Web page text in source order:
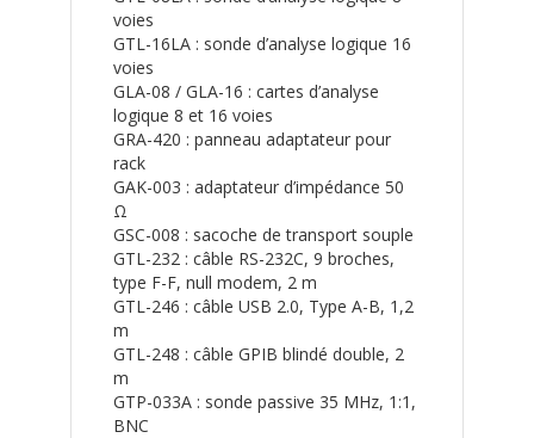
voies
GTL-16LA : sonde d’analyse logique 16
voies
GLA-08 / GLA-16 : cartes d’analyse
logique 8 et 16 voies
GRA-420 : panneau adaptateur pour
rack
GAK-003 : adaptateur d’impédance 50
Ω
GSC-008 : sacoche de transport souple
GTL-232 : câble RS-232C, 9 broches,
type F-F, null modem, 2 m
GTL-246 : câble USB 2.0, Type A-B, 1,2
m
GTL-248 : câble GPIB blindé double, 2
m
GTP-033A : sonde passive 35 MHz, 1:1,
BNC